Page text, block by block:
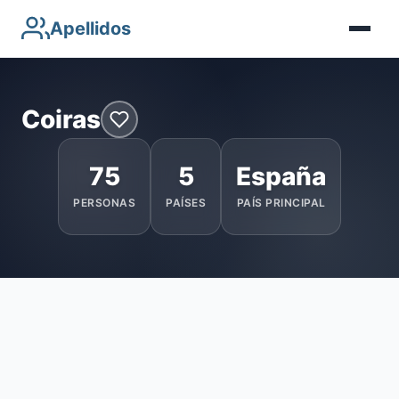
Apellidos
Coiras
75
PERSONAS
5
PAÍSES
España
PAÍS PRINCIPAL